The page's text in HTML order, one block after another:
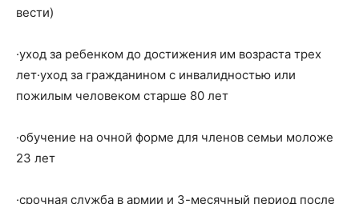
вести)
·уход за ребенком до достижения им возраста трех
лет·уход за гражданином с инвалидностью или
пожилым человеком старше 80 лет
·обучение на очной форме для членов семьи моложе
23 лет
·срочная служба в армии и 3-месячный период после